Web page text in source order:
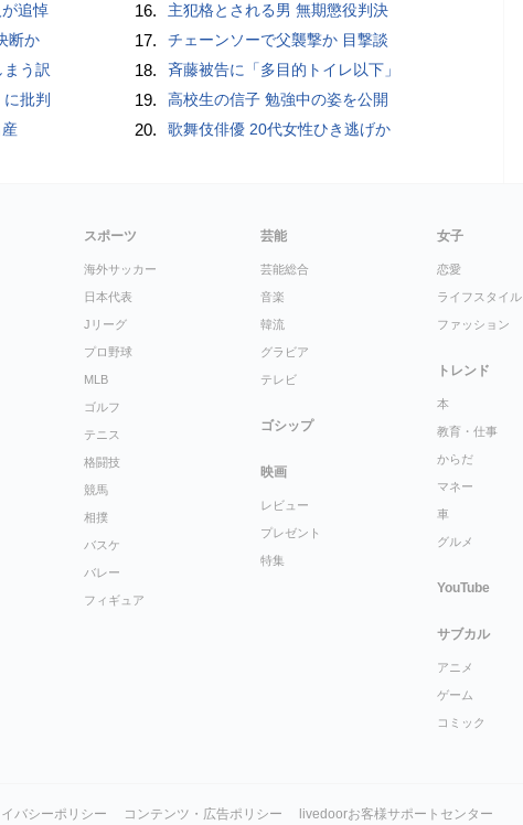
追悼
断か
まう訳
批判
16. 主犯格とされる男 無期懲役判決
17. チェーンソーで父襲撃か 目撃談
18. 斉藤被告に「多目的トイレ以下」
19. 高校生の信子 勉強中の姿を公開
20. 歌舞伎俳優 20代女性ひき逃げか
スポーツ
海外サッカー
日本代表
Jリーグ
プロ野球
MLB
ゴルフ
テニス
格闘技
競馬
相撲
バスケ
バレー
フィギュア
芸能
芸能総合
音楽
韓流
グラビア
テレビ
ゴシップ
映画
レビュー
プレゼント
特集
女子
恋愛
ライフスタイル
ファッション
トレンド
本
教育・仕事
からだ
マネー
車
グルメ
YouTube
サブカル
アニメ
ゲーム
コミック
バシーポリシー コンテンツ・広告ポリシー livedoorお客様サポートセンター